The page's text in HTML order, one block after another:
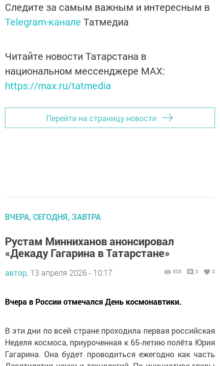
Следите за самым важным и интересным в
Telegram-канале Татмедиа
Читайте новости Татарстана в
национальном мессенджере MАХ:
https://max.ru/tatmedia
Перейти на страницу новости
ВЧЕРА, СЕГОДНЯ, ЗАВТРА
Рустам Минниханов анонсировал
«Декаду Гагарина в Татарстане»
автор, 13 апреля 2026 - 10:17 505 0 0
Вчера в России отмечался День космонавтики.
В эти дни по всей стране проходила первая российская
Неделя космоса, приуроченная к 65‑летию полёта Юрия
Гагарина. Она будет проводиться ежегодно как часть